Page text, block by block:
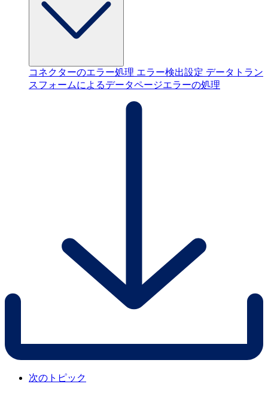
コネクターのエラー処理 エラー検出設定 データトラン
スフォームによるデータページエラーの処理
次のトピック